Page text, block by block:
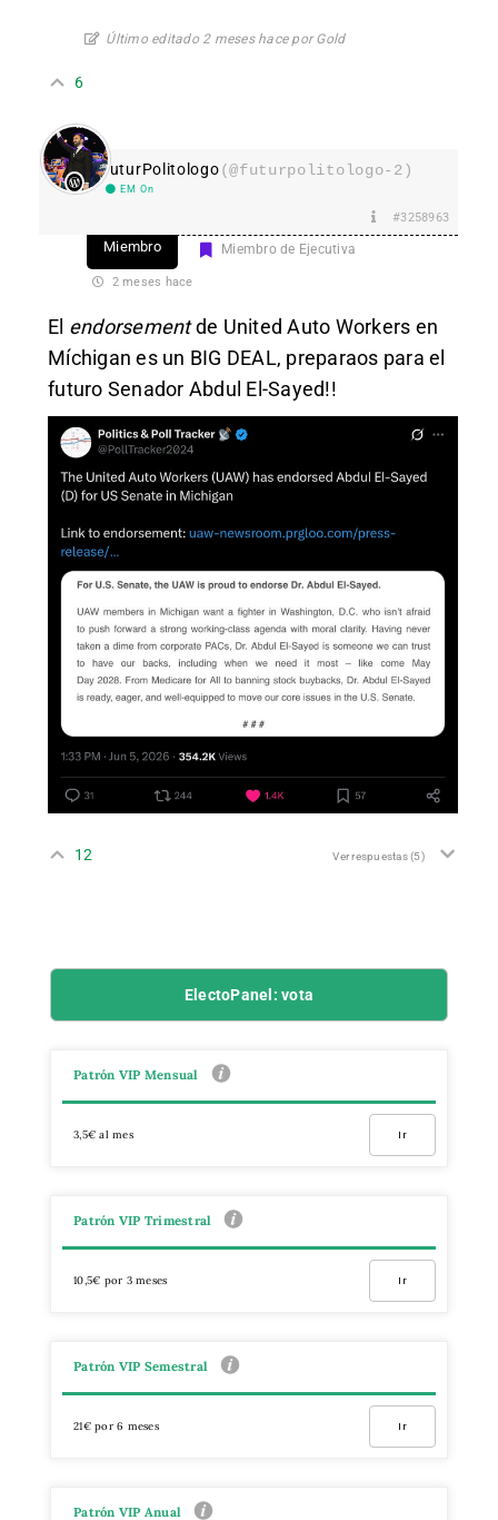
Último editado 2 meses hace por Gold
6
FuturPolitologo(@futurpolitologo-2)
EM On
#3258963
Miembro Miembro de Ejecutiva
2 meses hace
El endorsementde United Auto Workers en
Míchigan es un BIG DEAL, preparaos para el
futuro Senador Abdul El-Sayed!!
12 Ver respuestas(5)
ElectoPanel: vota
Patrón VIP Mensual
3,5€ al mes Ir
Patrón VIP Trimestral
10,5€ por 3 meses Ir
Patrón VIP Semestral
21€ por 6 meses Ir
Patrón VIP Anual